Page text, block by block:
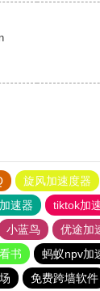
旋风加速度器
速器 tiktok加
小蓝鸟 优途加
书 蚂蚁npv加
免费跨墙软件